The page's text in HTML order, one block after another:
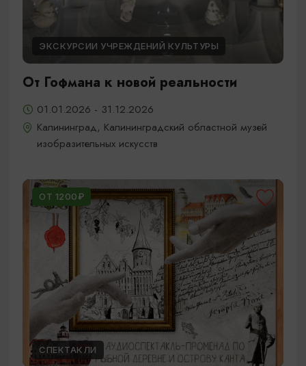
ЭКСКУРСИИ УЧРЕЖДЕНИЙ КУЛЬТУРЫ
От Гофмана к новой реальности
01.01.2026 - 31.12.2026
Калининград, Калининградский областной музей
изобразительных искусств
ОТ 1200₽
СПЕКТАКЛИ